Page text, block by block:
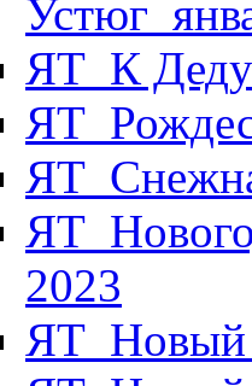
ЯТ_К
2023
ЯТ_Новый